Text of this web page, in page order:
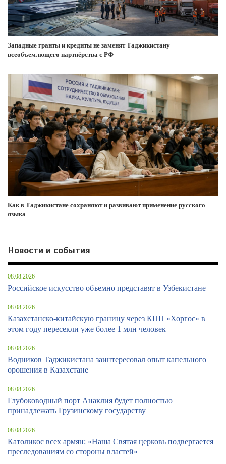
Западные гранты и кредиты не заменят Таджикистану
всеобъемлющего партнёрства с РФ
Как в Таджикистане сохраняют и развивают применение русского
языка
Новости и события
08.08.2026
Российское искусство объемно представят в Узбекистане
08.08.2026
Казахстанско-китайскую границу через КПП «Хоргос» в
этом году пересекли уже более 1 млн человек
08.08.2026
Водников Таджикистана заинтересовал опыт капельного
орошения в Казахстане
08.08.2026
Глубоководный порт Анаклия будет полностью
принадлежать Грузинскому государству
08.08.2026
Католикос всех армян: «Наша Святая церковь подвергается
преследованиям со стороны властей»